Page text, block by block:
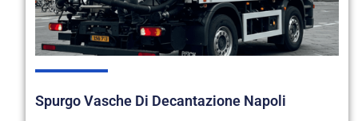
Spurgo Vasche Di Decantazione Napoli